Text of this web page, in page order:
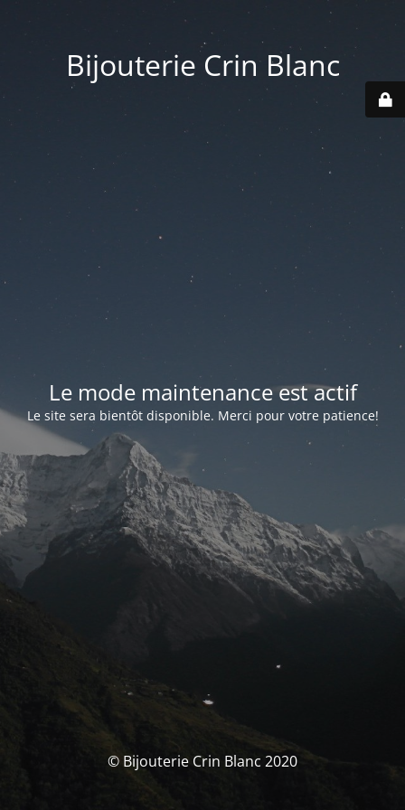
Bijouterie Crin Blanc
Le mode maintenance est actif
Le site sera bientôt disponible. Merci pour votre patience!
© Bijouterie Crin Blanc 2020